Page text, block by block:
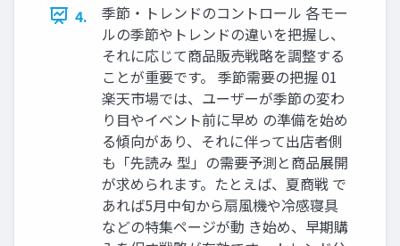
4.
季節・トレンドのコントロール 各モー
ルの季節やトレンドの違いを把握し、
それに応じて商品販売戦略を調整する
ことが重要です。 季節需要の把握 01
楽天市場では、ユーザーが季節の変わ
り目やイベント前に早め の準備を始め
る傾向があり、それに伴って出店者側
も「先読み 型」の需要予測と商品展開
が求められます。たとえば、夏商戦 で
あれば5月中旬から扇風機や冷感寝具
などの特集ページが動 き始め、早期購